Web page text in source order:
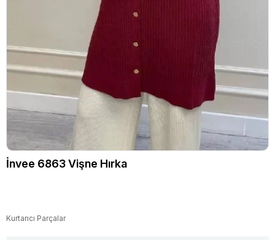
İnvee 6863 Vişne Hırka
Kurtarıcı Parçalar